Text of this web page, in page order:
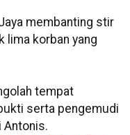
membanting stir
lima korban yang
tempat
serta pengemudi
Antonis.